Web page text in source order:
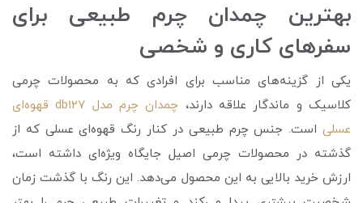
بهترین چمدان چرم طبیعی برای
سفرهای کاری و شخصی
یکی از گزینه‌های مناسب برای افرادی که به محصولات چرمی
کلاسیک و ماندگار علاقه دارند،
چمدان چرم مدل db127 قهوه‌ای
عسلی است. جنس چرم طبیعی در کنار رنگ قهوه‌ای عسلی که از
گذشته در محصولات چرمی اصیل جایگاه ویژه‌ای داشته است،
ارزش خرید بالایی به این محصول می‌دهد. این رنگ با گذشت زمان